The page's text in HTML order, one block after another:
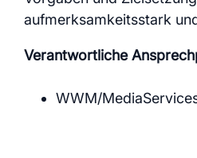
aufmerksamkeitsstark
Verantwortliche
WWM/